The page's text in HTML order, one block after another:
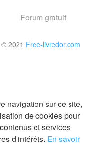
navigation sur ce site,
de cookies pour
et services
d’intérêts. En savoir
Forum gratuit
© 2021 Free-livredor.com